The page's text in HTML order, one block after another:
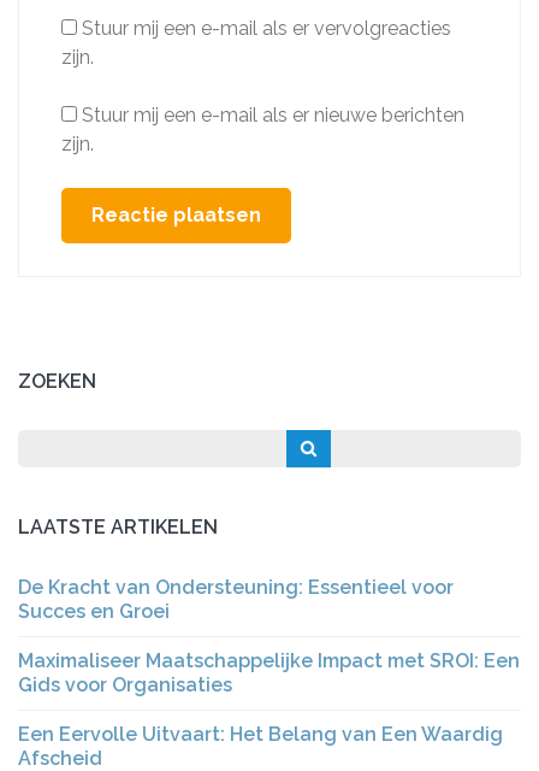
Stuur mij een e-mail als er vervolgreacties
zijn.
Stuur mij een e-mail als er nieuwe berichten
zijn.
ZOEKEN
LAATSTE ARTIKELEN
De Kracht van Ondersteuning: Essentieel voor
Succes en Groei
Maximaliseer Maatschappelijke Impact met SROI: Een
Gids voor Organisaties
Een Eervolle Uitvaart: Het Belang van Een Waardig
Afscheid